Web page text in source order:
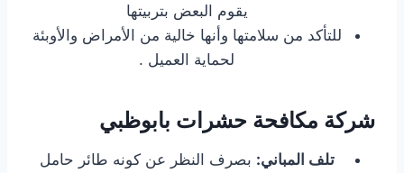
يقوم البعض بتربيتها
للتأكد من سلامتها وأنها خالية من الأمراض والأوبئة
لحماية العميل .
شركة مكافحة حشرات بابوظبي
تلف المباني: بصرف النظر عن كونه طائر حامل